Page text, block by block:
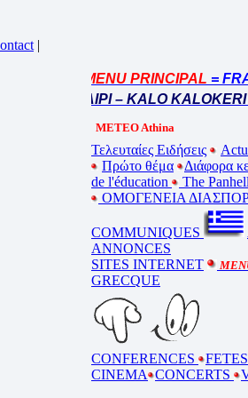
|
= MENU PRINCIPAL=
– KALO KALOKERI
METEO Athina
Τελευταίες Ειδήσεις
Πρώτο θέμα
Διάφορα
de l'éducation
The
ΟΜΟΓΕΝΕΙΑ
COMMUNIQUES
ANNONCES
SITES INTERNET
GRECQUE
CONFERENCES
CINEMA CONCERTS